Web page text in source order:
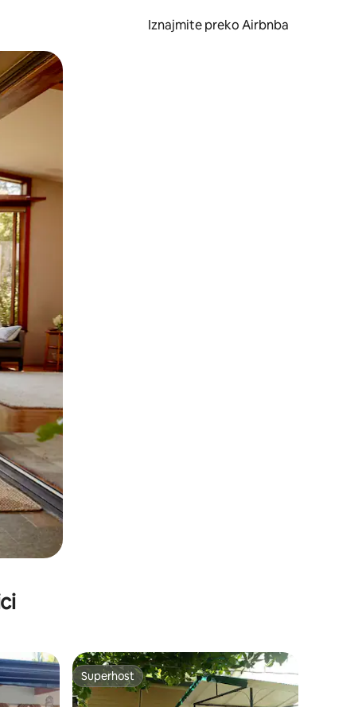
Iznajmite preko Airbnba
prstom po zaslonu.
Superhost
Superhost